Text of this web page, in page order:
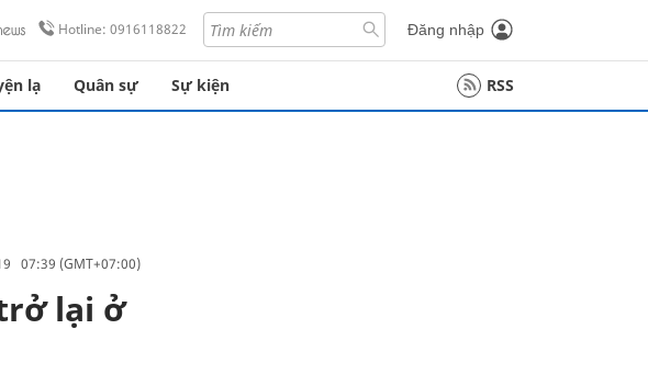
Hotline: 0916118822 Đăng nhập
lạ Quân sự Sự kiện RSS
07:39 (GMT+07:00)
lại ở